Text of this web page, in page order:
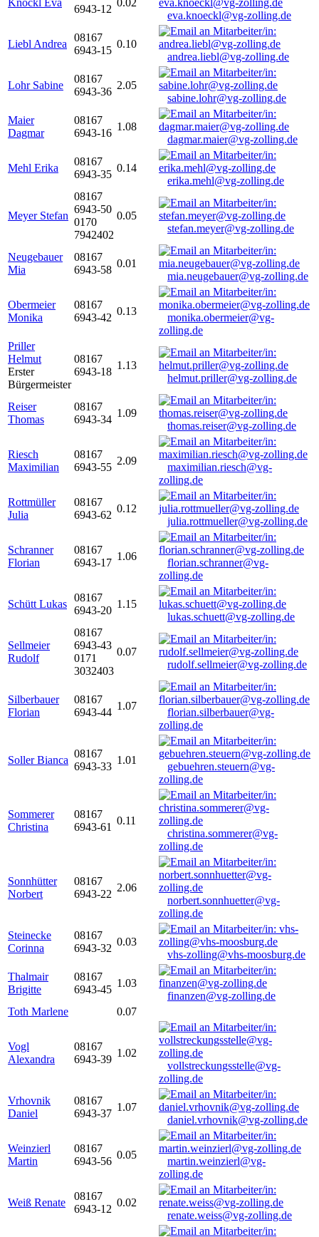
Knöckl Eva
6943-12
0.02
eva.knoeckl@vg-zolling.de
Liebl Andrea
08167
6943-15
0.10
andrea.liebl@vg-zolling.de
Lohr Sabine
08167
6943-36
2.05
sabine.lohr@vg-zolling.de
Maier
Dagmar
08167
6943-16
1.08
dagmar.maier@vg-zolling.de
Mehl Erika
08167
6943-35
0.14
erika.mehl@vg-zolling.de
Meyer Stefan
08167
6943-50
0170
7942402
0.05
stefan.meyer@vg-zolling.de
Neugebauer
Mia
08167
6943-58
0.01
mia.neugebauer@vg-zolling.de
Obermeier
Monika
08167
6943-42
0.13
monika.obermeier@vg-
zolling.de
Priller
Helmut
Erster
Bürgermeister
08167
6943-18
1.13
helmut.priller@vg-zolling.de
Reiser
Thomas
08167
6943-34
1.09
thomas.reiser@vg-zolling.de
Riesch
Maximilian
08167
6943-55
2.09
maximilian.riesch@vg-
zolling.de
Rottmüller
Julia
08167
6943-62
0.12
julia.rottmueller@vg-zolling.de
Schranner
Florian
08167
6943-17
1.06
florian.schranner@vg-
zolling.de
Schütt Lukas
08167
6943-20
1.15
lukas.schuett@vg-zolling.de
Sellmeier
Rudolf
08167
6943-43
0171
3032403
0.07
rudolf.sellmeier@vg-zolling.de
Silberbauer
Florian
08167
6943-44
1.07
florian.silberbauer@vg-
zolling.de
Soller Bianca
08167
6943-33
1.01
gebuehren.steuern@vg-
zolling.de
Sommerer
Christina
08167
6943-61
0.11
christina.sommerer@vg-
zolling.de
Sonnhütter
Norbert
08167
6943-22
2.06
norbert.sonnhuetter@vg-
zolling.de
Steinecke
Corinna
08167
6943-32
0.03
vhs-zolling@vhs-moosburg.de
Thalmair
Brigitte
08167
6943-45
1.03
finanzen@vg-zolling.de
Toth Marlene
0.07
Vogl
Alexandra
08167
6943-39
1.02
vollstreckungsstelle@vg-
zolling.de
Vrhovnik
Daniel
08167
6943-37
1.07
daniel.vrhovnik@vg-zolling.de
Weinzierl
Martin
08167
6943-56
0.05
martin.weinzierl@vg-
zolling.de
Weiß Renate
08167
6943-12
0.02
renate.weiss@vg-zolling.de